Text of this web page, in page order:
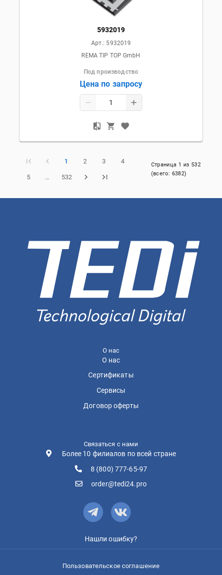
5932019
Арт.: 5932019
REMA TIP TOP GmbH
Под производство
Цена по запросу
1 2 3 4
5 … 532
Страница 1 из 532
(всего: 6382)
О нас
О нас
Сертификаты
Сервисы
Договор оферты
Связаться с нами
Более 10 филиалов по всей стране
8 (800) 777-65-97
order@tedi24.pro
Нашли ошибку?
Пользовательское соглашение